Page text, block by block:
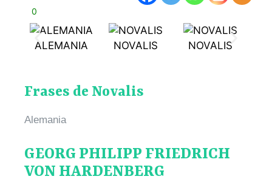
0
ALEMANIA NOVALIS NOVALIS
Frases de Novalis
Alemania
GEORG PHILIPP FRIEDRICH
VON HARDENBERG